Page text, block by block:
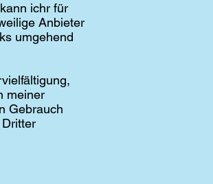
ichr für
Anbieter
umgehend
meiner
Gebrauch